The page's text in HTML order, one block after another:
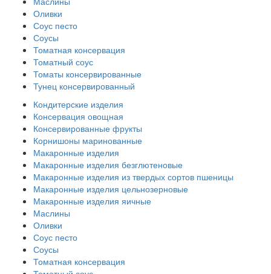
Оливки
Соус песто
Соусы
Томатная консервация
Томатный соус
Томаты консервированные
Тунец консервированный
Кондитерские изделия
Консервация овощная
Консервированные фрукты
Корнишоны маринованные
Макаронные изделия
Макаронные изделия безглютеновые
Макаронные изделия из твердых сортов пшеницы
Макаронные изделия цельнозерновые
Макаронные изделия яичные
Маслины
Оливки
Соус песто
Соусы
Томатная консервация